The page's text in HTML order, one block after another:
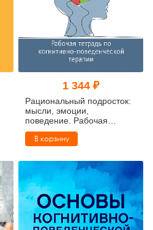
1 344 ₽
Рациональный подросток:
мысли, эмоции,
поведение. Рабочая
тетрадь по когнитивно-
поведенческой терапии
В корзину